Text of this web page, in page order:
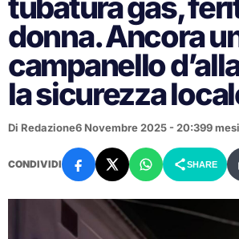
donna. Ancora
campanello
la sicurezza
Di Redazione6 Novembre 2025 - 20:399
CONDIVIDI SHARE